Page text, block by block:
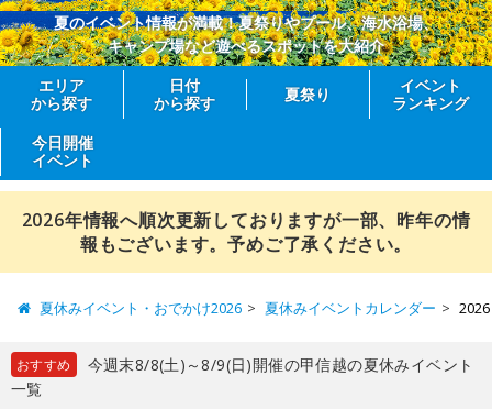
夏のイベント情報が満載！夏祭りやプール、海水浴場、
キャンプ場など遊べるスポットを大紹介
エリア
から探す
日付
から探す
夏祭り
イベント
ランキング
今日開催
イベント
2026年情報へ順次更新しておりますが一部、昨年の情
報もございます。予めご了承ください。
夏休みイベント・おでかけ2026 夏休みイベントカレンダー
おすすめ
今週末8/8(土)～8/9(日)開催の甲信越の夏休みイベント
一覧